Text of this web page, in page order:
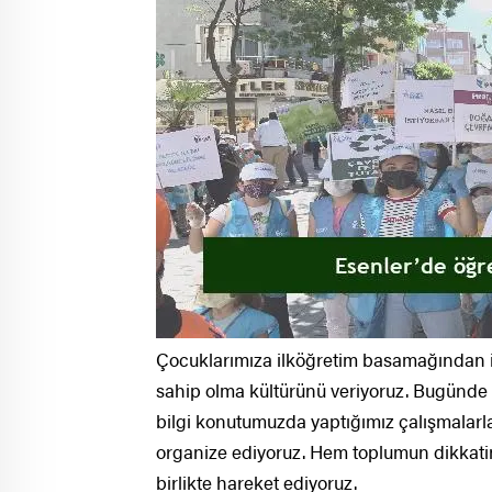
Çocuklarımıza ilköğretim
sahip olma kültürünü veriyoruz.
bilgi konutumuzda yaptığımız
organize ediyoruz. Hem toplumun
birlikte hareket ediyoruz.